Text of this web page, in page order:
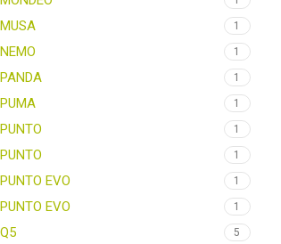
MUSA 1
NEMO 1
PANDA 1
PUMA 1
PUNTO 1
PUNTO 1
PUNTO EVO 1
PUNTO EVO 1
Q5 5